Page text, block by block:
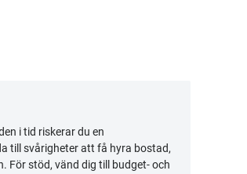
i tid riskerar du en
till svårigheter att få hyra bostad,
För stöd, vänd dig till budget- och